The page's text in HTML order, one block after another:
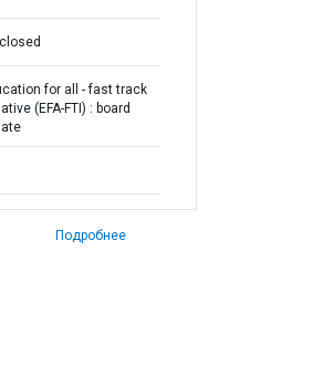
for all - fast track
(EFA-FTI) : board
Подробнее